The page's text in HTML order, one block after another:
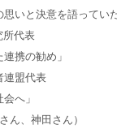
いと決意を語ってい
代表
携の勧め」
盟代表
へ」
ん、神田さん）